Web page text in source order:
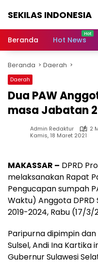
SEKILAS INDONESIA
Terkini,
Latest
World,
Headlines,
News
Today
Beranda Hot News
Beranda Daerah
Daerah
Dua PAW
masa Jabatan
Admin Redaktur
2
Kamis, 18 Maret 2021
MAKASSAR – DPRD
melaksanakan Rapat
Pengucapan sumpah
Waktu) Anggota DPRD
2019-2024, Rabu (17/3/
Paripurna dipimpin dan
Sulsel, Andi Ina Kartika
Gubernur Sulawesi